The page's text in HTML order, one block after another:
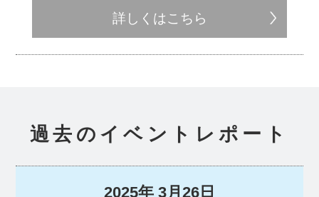
詳しくはこちら
過去のイベントレポート
2025年 3月26日